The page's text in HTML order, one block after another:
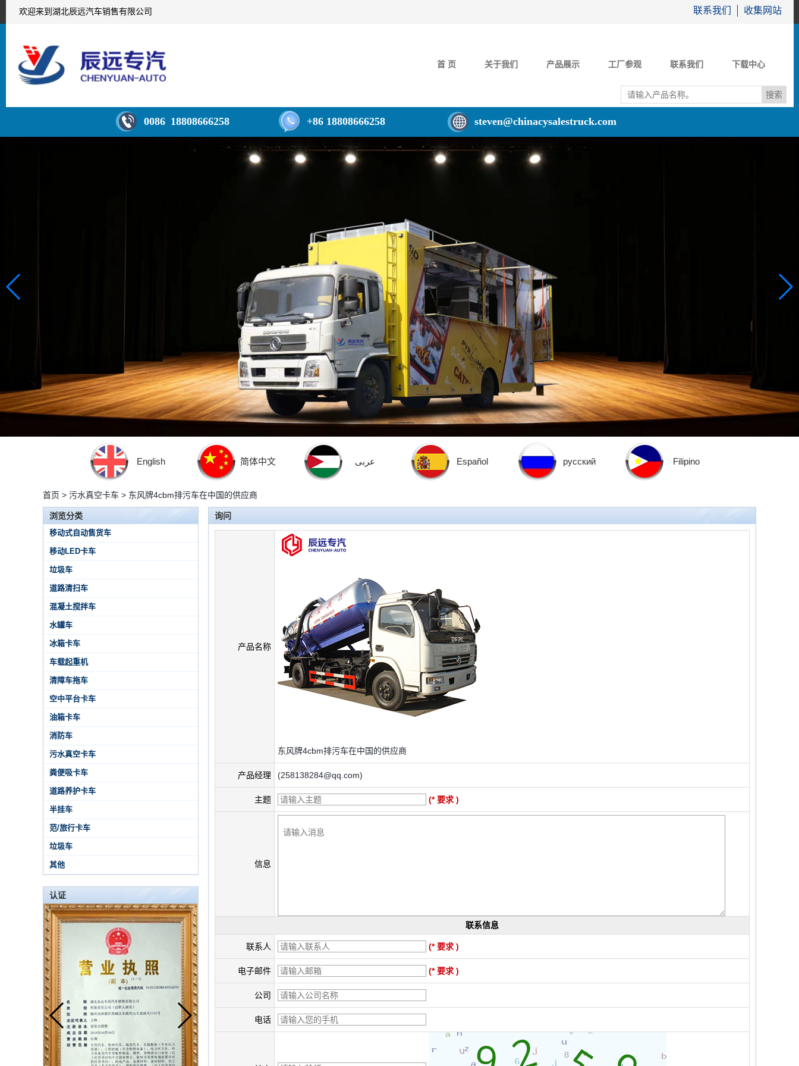
欢迎来到湖北辰远汽车销售有限公司 联系我们 收集网站
首 页 关于我们 产品展示 工厂参观 联系我们 下载中心
0086 18808666258 +86 18808666258 steven@chinacysalestruck.com
English 简体中文 عربى Español русский Filipino
首页 > 污水真空卡车 > 东风牌4cbm排污车在中国的供应商
浏览分类
移动式自动售货车
移动LED卡车
垃圾车
道路清扫车
混凝土搅拌车
水罐车
冰箱卡车
车载起重机
清障车拖车
空中平台卡车
油箱卡车
消防车
污水真空卡车
粪便吸卡车
道路养护卡车
半挂车
范/旅行卡车
垃圾车
其他
认证
询问
产品名称
东风牌4cbm排污车在中国的供应商
产品经理 (258138284@qq.com)
主题 (* 要求 )
信息
联系信息
联系人 (* 要求 )
电子邮件 (* 要求 )
公司
电话